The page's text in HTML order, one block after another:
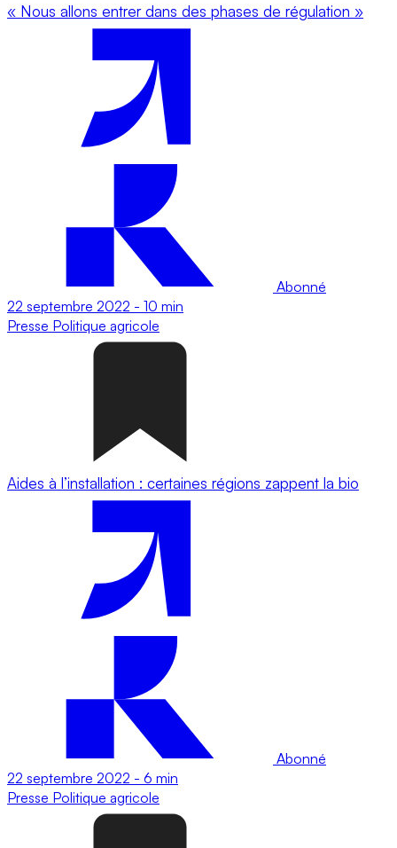
« Nous allons entrer dans des phases de régulation »
Abonné
22 septembre 2022 - 10 min
Presse Politique agricole
Aides à l’installation : certaines régions zappent la bio
Abonné
22 septembre 2022 - 6 min
Presse Politique agricole